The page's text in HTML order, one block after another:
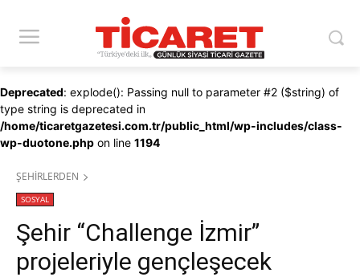
Deprecated: explode(): Passing null to parameter #2 ($string) of
type string is deprecated in
/home/ticaretgazetesi.com.tr/public_html/wp-includes/class-
wp-duotone.php on line 1194
ŞEHİRLERDEN
SOSYAL
Şehir “Challenge İzmir”
projeleriyle gençleşecek